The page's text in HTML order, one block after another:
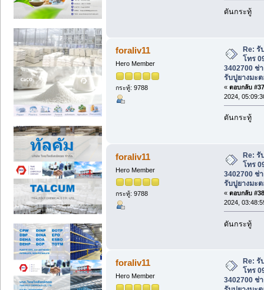
ดันกระทู้
foraliv11
Hero Member
กระทู้: 9788
Re: รั
โทร
3402700 ช่
รับปูยางมะต
« ตอบกลับ
2024,
ดันกระทู้
foraliv11
Hero Member
กระทู้: 9788
Re: รั
โทร
3402700 ช่
รับปูยางมะต
« ตอบกลับ
2024,
ดันกระทู้
foraliv11
Hero Member
Re: รั
โทร
3402700 ช่